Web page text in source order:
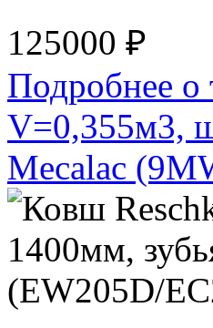
125000 ₽
Подробнее о
V=0,355м3,
Mecalac